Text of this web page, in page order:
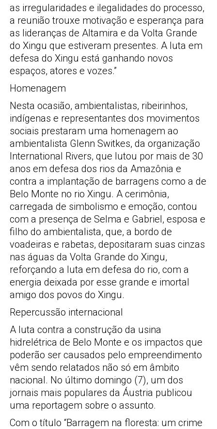
as irregularidades e ilegalidades do processo,
a reunião trouxe motivação e esperança para
as lideranças de Altamira e da Volta Grande
do Xingu que estiveram presentes. A luta em
defesa do Xingu está ganhando novos
espaços, atores e vozes.”
Homenagem
Nesta ocasião, ambientalistas, ribeirinhos,
indígenas e representantes dos movimentos
sociais prestaram uma homenagem ao
ambientalista Glenn Switkes, da organização
International Rivers, que lutou por mais de 30
anos em defesa dos rios da Amazônia e
contra a implantação de barragens como a de
Belo Monte no rio Xingu. A cerimônia,
carregada de simbolismo e emoção, contou
com a presença de Selma e Gabriel, esposa e
filho do ambientalista, que, a bordo de
voadeiras e rabetas, depositaram suas cinzas
nas águas da Volta Grande do Xingu,
reforçando a luta em defesa do rio, com a
energia deixada por esse grande e imortal
amigo dos povos do Xingu.
Repercussão internacional
A luta contra a construção da usina
hidrelétrica de Belo Monte e os impactos que
poderão ser causados pelo empreendimento
vêm sendo relatados não só em âmbito
nacional. No último domingo (7), um dos
jornais mais populares da Áustria publicou
uma reportagem sobre o assunto.
Com o título “Barragem na floresta: um crime